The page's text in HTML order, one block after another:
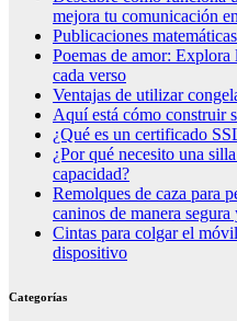
mejora tu comunicación
Publicaciones
Poemas de amor: Explora
cada verso
Ventajas de utilizar
Aquí está cómo construir
¿Qué es un certificado
¿Por qué necesito una
capacidad?
Remolques de caza para
caninos de manera segura
Cintas para colgar el
dispositivo
Categorías